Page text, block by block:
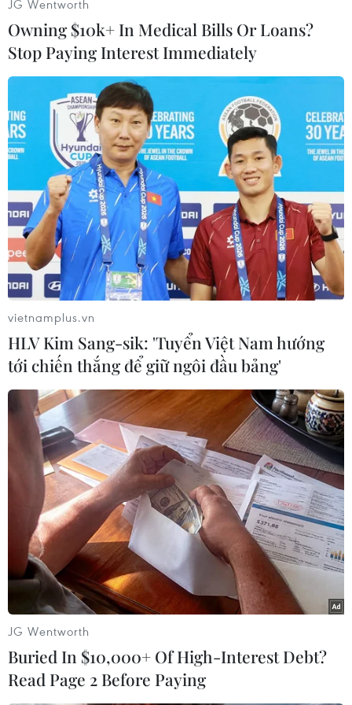
phát biểu tại triển lãm./.
(Vietnam+)
#An ninh #Thổ Nhĩ Kỳ
#Đại sứ Nga
#Đại sứ Nga Andrei Karlov
#Thiệt mạng
Nga
Theo dõi VietnamPlus
TIN LIÊN QUAN
JG Wentworth
Owning $10k+ In Medical Bills Or Loans?
Stop Paying Interest Immediately
vietnamplus.vn
HLV Kim Sang-sik: 'Tuyển Việt Nam hướng
tới chiến thắng để giữ ngôi đầu bảng'
JG Wentworth
Buried In $10,000+ Of High-Interest Debt?
Read Page 2 Before Paying